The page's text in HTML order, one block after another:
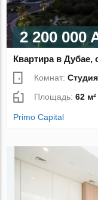
2 200 000
Квартира в Дубае,
Комнат:Студия
Площадь:62 м²
Primo Capital